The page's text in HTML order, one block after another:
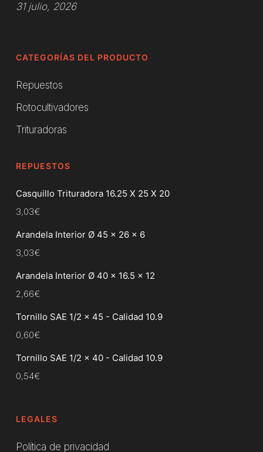
31 julio, 2026
CATEGORÍAS DEL PRODUCTO
Repuestos
Rotocultivadores
Trituradoras
REPUESTOS
Casquillo Trituradora 16.25 X 25 X 20
3,03€
Arandela Interior Ø 45 x 26 x 6
3,03€
Arandela Interior Ø 40 x 16.5 x 12
2,66€
Tornillo SAE 1/2 x 45 - Calidad 10.9
0,60€
Tornillo SAE 1/2 x 40 - Calidad 10.9
0,54€
LEGALES
Política de privacidad